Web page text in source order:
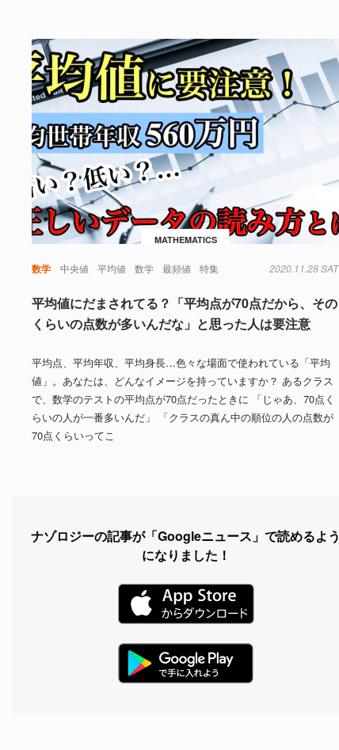
MATHEMATICS
数学 中央値 平均値 数学 最頻値 特集 2020.11.28 SAT
平均値にだまされてる？「平均点が70点だから、その
くらいの点数が多いんだな」と思った人は要注意
平均点、平均年収、平均身長…色々な場面で使われている「平均
値」。あなたは、どんなイメージを持っていますか？ あるクラス
で、数学のテストの平均点が70点だったときに 「じゃあ、70点く
らいの人が一番多いんだ」 「クラスの真ん中の順位の人の点数が
70点くらいってこ
ナゾロジーの記事が「Googleニュース」で読めるよう
になりました！